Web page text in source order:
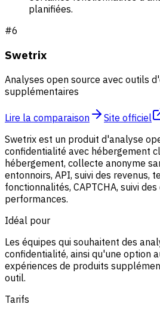
planifiées.
#6
Swetrix
Analyses open source avec outils
supplémentaires
Lire la comparaison
Site officiel
Swetrix est un produit d'analyse
confidentialité avec hébergement
hébergement, collecte anonyme
entonnoirs, API, suivi des revenus,
fonctionnalités, CAPTCHA, suivi
performances.
Idéal pour
Les équipes qui souhaitent des
confidentialité, ainsi qu'une option
expériences de produits
outil.
Tarifs